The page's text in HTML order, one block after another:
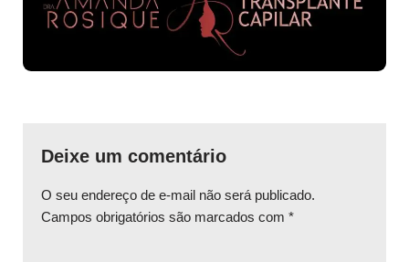
Deixe um comentário
O seu endereço de e-mail não será publicado.
Campos obrigatórios são marcados com *